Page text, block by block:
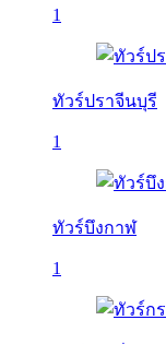
1
ทัวร์ปราจีนบุรี
1
ทัวร์บึงกาฬ
1